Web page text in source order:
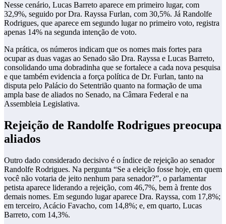
Nesse cenário, Lucas Barreto aparece em primeiro lugar, com
32,9%, seguido por Dra. Rayssa Furlan, com 30,5%. Já Randolfe
Rodrigues, que aparece em segundo lugar no primeiro voto, registra
apenas 14% na segunda intenção de voto.
Na prática, os números indicam que os nomes mais fortes para
ocupar as duas vagas ao Senado são Dra. Rayssa e Lucas Barreto,
consolidando uma dobradinha que se fortalece a cada nova pesquisa
e que também evidencia a força política de Dr. Furlan, tanto na
disputa pelo Palácio do Setentrião quanto na formação de uma
ampla base de aliados no Senado, na Câmara Federal e na
Assembleia Legislativa.
Rejeição de Randolfe Rodrigues preocupa
aliados
Outro dado considerado decisivo é o índice de rejeição ao senador
Randolfe Rodrigues. Na pergunta “Se a eleição fosse hoje, em quem
você não votaria de jeito nenhum para senador?”, o parlamentar
petista aparece liderando a rejeição, com 46,7%, bem à frente dos
demais nomes. Em segundo lugar aparece Dra. Rayssa, com 17,8%;
em terceiro, Acácio Favacho, com 14,8%; e, em quarto, Lucas
Barreto, com 14,3%.